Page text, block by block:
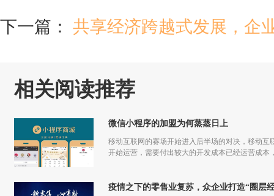
下一篇： 共享经济跨越式发展，企
相关阅读推荐
微信小程序的加盟为何蒸蒸日上
移动互联网的赛场开始进入后半场的对决，移动
开始运营，需要付出较大的开发成本已经运营成
疫情之下的零售业复苏，众企业打造“圈层